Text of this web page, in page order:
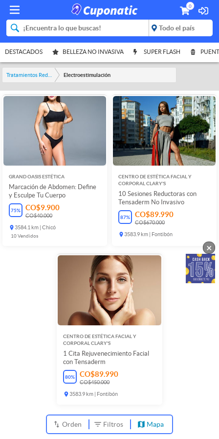
0
DESTACADOS BELLEZA NO INVASIVA SUPER FLASH
Electroestimulación
GRAND OASIS ESTÉTICA
Marcación de Abdomen: Define
y Esculpe Tu Cuerpo
75% CO$9.900
CO$40.000
3584.1 km | Chicó
10Vendidos
CENTRO DE ESTÉTICA FACIAL Y
CORPORAL CLARY'S
10 Sesiones Reductoras con
Tensaderm No Invasivo
87% CO$89.990
CO$670.000
3583.9 km | Fontibón
CENTRO DE ESTÉTICA FACIAL Y
CORPORAL CLARY'S
1 Cita Rejuvenecimiento Facial
con Tensaderm
80% CO$89.990
CO$450.000
3583.9 km | Fontibón
Orden Filtros Mapa
×